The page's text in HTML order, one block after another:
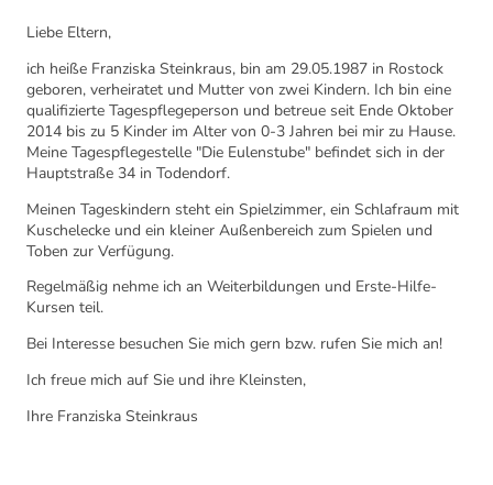
Liebe Eltern,
ich heiße Franziska Steinkraus, bin am 29.05.1987 in Rostock
geboren, verheiratet und Mutter von zwei Kindern. Ich bin eine
qualifizierte Tagespflegeperson und betreue seit Ende Oktober
2014 bis zu 5 Kinder im Alter von 0-3 Jahren bei mir zu Hause.
Meine Tagespflegestelle "Die Eulenstube" befindet sich in der
Hauptstraße 34 in Todendorf.
Meinen Tageskindern steht ein Spielzimmer, ein Schlafraum mit
Kuschelecke und ein kleiner Außenbereich zum Spielen und
Toben zur Verfügung.
Regelmäßig nehme ich an Weiterbildungen und Erste-Hilfe-
Kursen teil.
Bei Interesse besuchen Sie mich gern bzw. rufen Sie mich an!
Ich freue mich auf Sie und ihre Kleinsten,
Ihre Franziska Steinkraus